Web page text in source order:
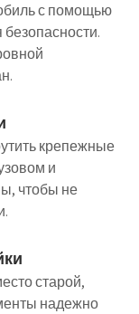
с помощью
крепежные
и
чтобы не
старой,
надежно